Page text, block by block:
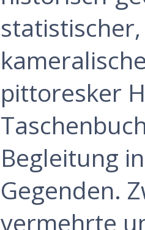
statistischer,
pittoresker
Begleitung
Gegenden.
vermehrte